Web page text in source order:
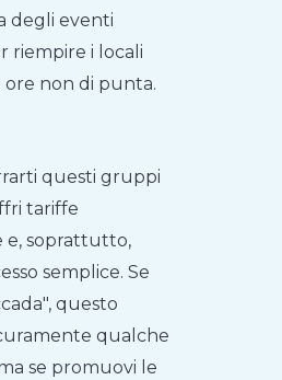
degli eventi
riempire i locali
non di punta.
questi gruppi
tariffe
e, soprattutto,
semplice. Se
questo
qualche
se promuovi le